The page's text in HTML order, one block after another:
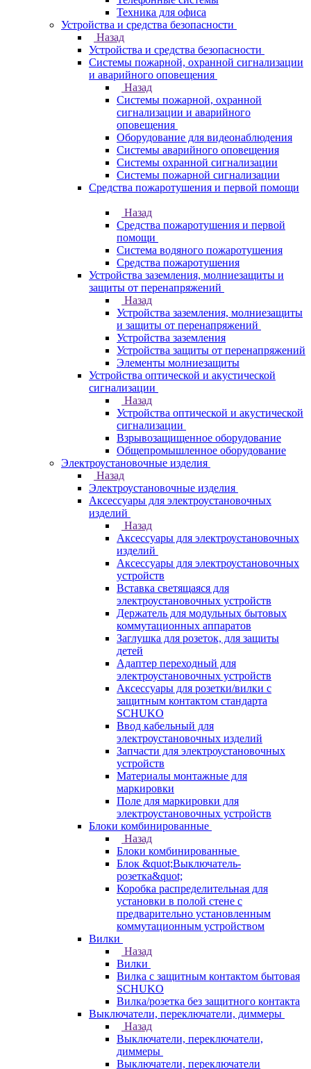
Техника для офиса
Устройства и средства безопасности
Назад
Устройства и средства безопасности
Системы пожарной, охранной сигнализации
и аварийного оповещения
Назад
Системы пожарной, охранной
сигнализации и аварийного
оповещения
Оборудование для видеонаблюдения
Системы аварийного оповещения
Системы охранной сигнализации
Системы пожарной сигнализации
Средства пожаротушения и первой помощи
Назад
Средства пожаротушения и первой
помощи
Система водяного пожаротушения
Средства пожаротушения
Устройства заземления, молниезащиты и
защиты от перенапряжений
Назад
Устройства заземления, молниезащиты
и защиты от перенапряжений
Устройства заземления
Устройства защиты от перенапряжений
Элементы молниезащиты
Устройства оптической и акустической
сигнализации
Назад
Устройства оптической и акустической
сигнализации
Взрывозащищенное оборудование
Общепромышленное оборудование
Электроустановочные изделия
Назад
Электроустановочные изделия
Аксессуары для электроустановочных
изделий
Назад
Аксессуары для электроустановочных
изделий
Аксессуары для электроустановочных
устройств
Вставка светящаяся для
электроустановочных устройств
Держатель для модульных бытовых
коммутационных аппаратов
Заглушка для розеток, для защиты
детей
Адаптер переходный для
электроустановочных устройств
Аксессуары для розетки/вилки с
защитным контактом стандарта
SCHUKO
Ввод кабельный для
электроустановочных изделий
Запчасти для электроустановочных
устройств
Материалы монтажные для
маркировки
Поле для маркировки для
электроустановочных устройств
Блоки комбинированные
Назад
Блоки комбинированные
Блок &quot;Выключатель-
розетка&quot;
Коробка распределительная для
установки в полой стене с
предварительно установленным
коммутационным устройством
Вилки
Назад
Вилки
Вилка с защитным контактом бытовая
SCHUKO
Вилка/розетка без защитного контакта
Выключатели, переключатели, диммеры
Назад
Выключатели, переключатели,
диммеры
Выключатели, переключатели